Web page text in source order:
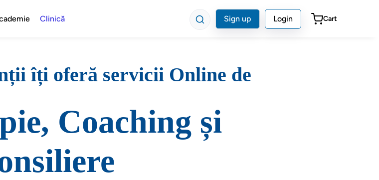
Clinică Sign up Login Cart
îți oferă servicii Online de
Coaching și